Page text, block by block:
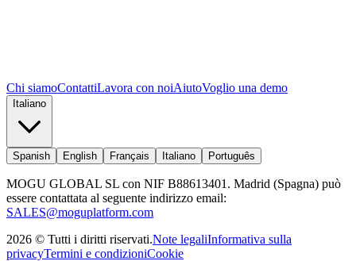
Chi siamoContattiLavora con noiAiutoVoglio una demo
Italiano
Spanish English Français Italiano Português
MOGU GLOBAL SL con NIF B88613401. Madrid (Spagna) può
essere contattata al seguente indirizzo email:
SALES@moguplatform.com
2026 © Tutti i diritti riservati.Note legaliInformativa sulla
privacyTermini e condizioniCookie